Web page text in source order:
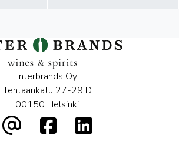
Interbrands Oy
Tehtaankatu 27-29 D
00150 Helsinki